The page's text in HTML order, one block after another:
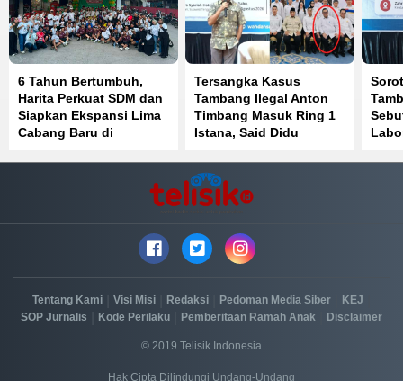
6 Tahun Bertumbuh,
Harita Perkuat SDM dan
Siapkan Ekspansi Lima
Cabang Baru di
Tersangka Kasus
Tambang Ilegal Anton
Timbang Masuk Ring 1
Istana, Said Didu
Berantas Korupsi
UUD
Tentang Kami Visi Misi Redaksi Pedoman Media Siber KEJ
SOP Jurnalis Kode Perilaku Pemberitaan Ramah Anak Disclaimer
© 2019 Telisik Indonesia
Hak Cipta Dilindungi Undang-Undang